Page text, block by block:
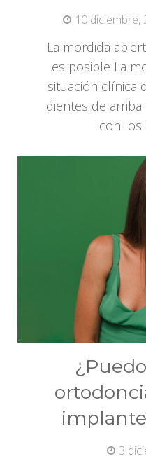
10 diciembre,
La mordida
es posible La
situación clínica
dientes de
con los
3